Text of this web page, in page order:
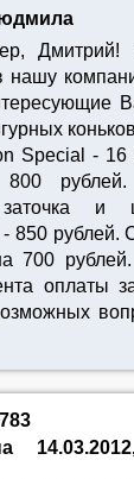
Дмитрий!
нашу
Special - 16
рублей.
заточка и
850 рублей.
700
оплаты